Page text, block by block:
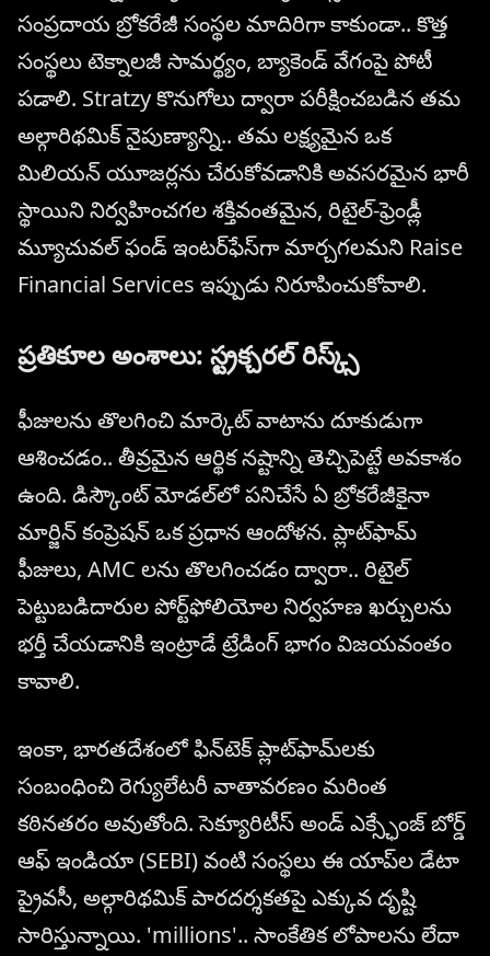
సంప్రదాయ బ్రోకరేజీ సంస్థల మాదిరిగా కాకుండా.. కొత్త
సంస్థలు టెక్నాలజీ సామర్థ్యం, బ్యాకెండ్ వేగంపై పోటీ
పడాలి. Stratzy కొనుగోలు ద్వారా పరీక్షించబడిన తమ
అల్గారిథమిక్ నైపుణ్యాన్ని.. తమ లక్ష్యమైన ఒక
మిలియన్ యూజర్లను చేరుకోవడానికి అవసరమైన భారీ
స్థాయిని నిర్వహించగల శక్తివంతమైన, రిటైల్-ఫ్రెండ్లీ
మ్యూచువల్ ఫండ్ ఇంటర్‌ఫేస్‌గా మార్చగలమని Raise
Financial Services ఇప్పుడు నిరూపించుకోవాలి.
ప్రతికూల అంశాలు: స్ట్రక్చరల్ రిస్క్స్
ఫీజులను తొలగించి మార్కెట్ వాటాను దూకుడుగా
ఆశించడం.. తీవ్రమైన ఆర్థిక నష్టాన్ని తెచ్చిపెట్టే అవకాశం
ఉంది. డిస్కౌంట్ మోడల్‌లో పనిచేసే ఏ బ్రోకరేజీకైనా
మార్జిన్ కంప్రెషన్ ఒక ప్రధాన ఆందోళన. ప్లాట్‌ఫామ్
ఫీజులు, AMC లను తొలగించడం ద్వారా.. రిటైల్
పెట్టుబడిదారుల పోర్ట్‌ఫోలియోల నిర్వహణ ఖర్చులను
భర్తీ చేయడానికి ఇంట్రాడే ట్రేడింగ్ భాగం విజయవంతం
కావాలి.
ఇంకా, భారతదేశంలో ఫిన్‌టెక్ ప్లాట్‌ఫామ్‌లకు
సంబంధించి రెగ్యులేటరీ వాతావరణం మరింత
కఠినతరం అవుతోంది. సెక్యూరిటీస్ అండ్ ఎక్స్ఛేంజ్ బోర్డ్
ఆఫ్ ఇండియా (SEBI) వంటి సంస్థలు ఈ యాప్‌ల డేటా
ప్రైవసీ, అల్గారిథమిక్ పారదర్శకతపై ఎక్కువ దృష్టి
సారిస్తున్నాయి. 'millions'.. సాంకేతిక లోపాలను లేదా